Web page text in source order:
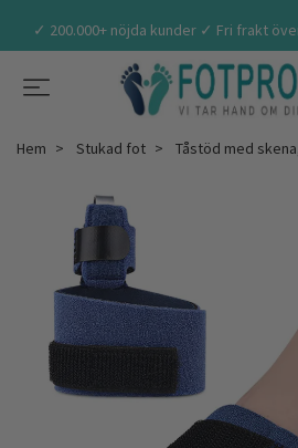
✓ 200.000+ nöjda kunder ✓ Fri frakt
Hem Stukad fot Tåstöd med